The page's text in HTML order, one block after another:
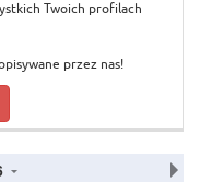
Twoich profilach
przez nas!